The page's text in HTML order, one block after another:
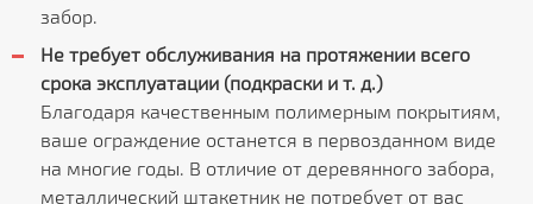
забор.
Не требует обслуживания на протяжении всего
срока эксплуатации (подкраски и т. д.)
Благодаря качественным полимерным покрытиям,
ваше ограждение останется в первозданном виде
на многие годы. В отличие от деревянного забора,
металлический штакетник не потребует от вас